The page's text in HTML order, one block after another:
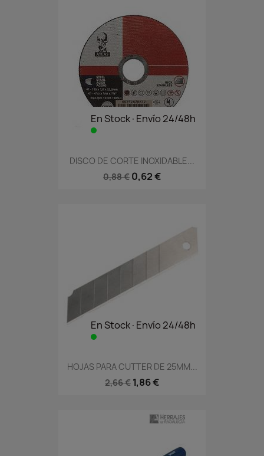
En Stock·Envío 24/48h
DISCO DE CORTE INOXIDABLE...
0,88 € 0,62 €
En Stock·Envío 24/48h
HOJAS PARA CUTTER DE 25MM...
2,66 € 1,86 €